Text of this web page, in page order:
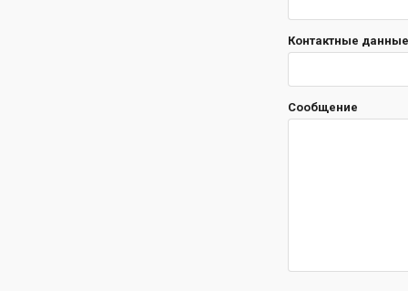
Контактные
Сообщение